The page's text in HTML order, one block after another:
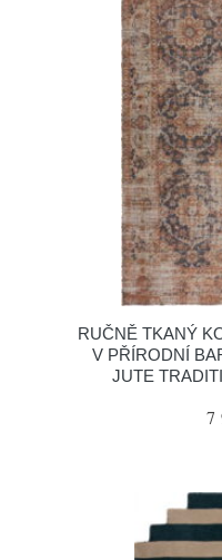
RUČNĚ TKANÝ
V PŘÍRODNÍ
JUTE
7